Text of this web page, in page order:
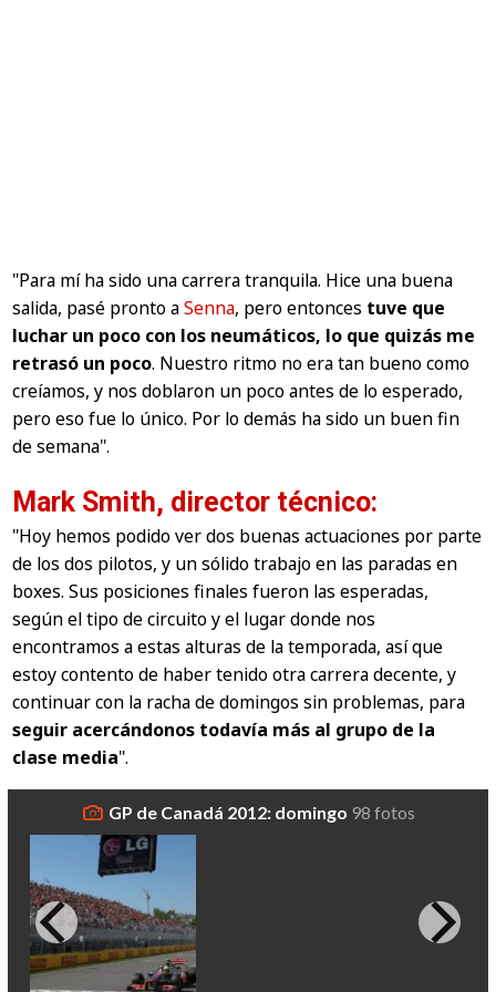
"Para mí ha sido una carrera tranquila. Hice una buena
salida, pasé pronto aSenna, pero entonces tuve que
luchar un poco con los neumáticos, lo que quizás me
retrasó un poco. Nuestro ritmo no era tan bueno como
creíamos, y nos doblaron un poco antes de lo esperado,
pero eso fue lo único. Por lo demás ha sido un buen fin
de semana".
Mark Smith, director técnico:
"Hoy hemos podido ver dos buenas actuaciones por parte
de los dos pilotos, y un sólido trabajo en las paradas en
boxes. Sus posiciones finales fueron las esperadas,
según el tipo de circuito y el lugar donde nos
encontramos a estas alturas de la temporada, así que
estoy contento de haber tenido otra carrera decente, y
continuar con la racha de domingos sin problemas, para
seguir acercándonos todavía más al grupo de la
clase media".
GP de Canadá 2012: domingo 98 fotos